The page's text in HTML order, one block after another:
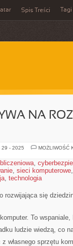
Spis Treści Tagi
NA
29 - 2025
MOŻLIWOŚĆ
,
, sieci komputerowe
, technologia
rozwijająca się
To
ludzie wiedzą, co
własnego sprzętu